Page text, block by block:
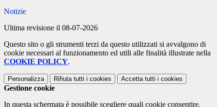
Notizie
Ultima revisione il 08-07-2026
Questo sito o gli strumenti terzi da questo utilizzati si avvalgono di
cookie necessari al funzionamento ed utili alle finalità illustrate nella
COOKIE POLICY.
Personalizza Rifiuta tutti i cookies Accetta tutti i cookies
Gestione cookie
In questa schermata è possibile scegliere quali cookie consentire.